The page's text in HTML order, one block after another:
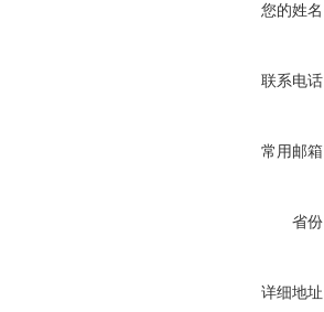
您的姓
联系电
常用邮
省
详细地